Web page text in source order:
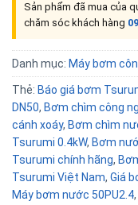
Sản phẩm đã mua của
chăm sóc khách hàng
Danh mục: Máy bơm
Thẻ: Báo giá bơm
DN50, Bơm chìm công
cánh xoáy, Bơm chìm
Tsurumi 0.4kW, Bơm
Tsurumi chính hãng,
Tsurumi Việt Nam, Giá
Máy bơm nước 50PU2.4,